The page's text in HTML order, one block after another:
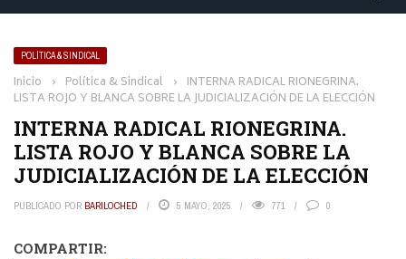
POLÍTICA & SINDICAL
Inicio › Política & Sindical › INTERNA RADICAL RIONEGRINA.
LISTA ROJO Y BLANCA SOBRE LA JUDICIALIZACIÓN DE LA ELECCIÓN
INTERNA RADICAL RIONEGRINA.
LISTA ROJO Y BLANCA SOBRE LA
JUDICIALIZACIÓN DE LA ELECCIÓN
PUBLICADO POR BARILOCHED 5 MAYO, 2025 771 0
COMPARTIR: